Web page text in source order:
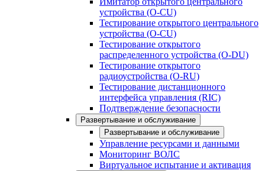
устройства (O-CU)
Тестирование открытого центрального
устройства (O-CU)
Тестирование открытого
распределенного устройства (O-DU)
Тестирование открытого
радиоустройства (O-RU)
Тестирование дистанционного
интерфейса управления (RIC)
Подтверждение безопасности
Развертывание и обслуживание
Развертывание и обслуживание
Управление ресурсами и данными
Мониторинг ВОЛС
Виртуальное испытание и активация